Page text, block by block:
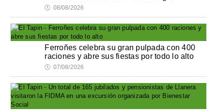
🕔 08/08/2026
Ferroñes celebra su gran pulpada con 400
raciones y abre sus fiestas por todo lo alto
🕔 07/08/2026